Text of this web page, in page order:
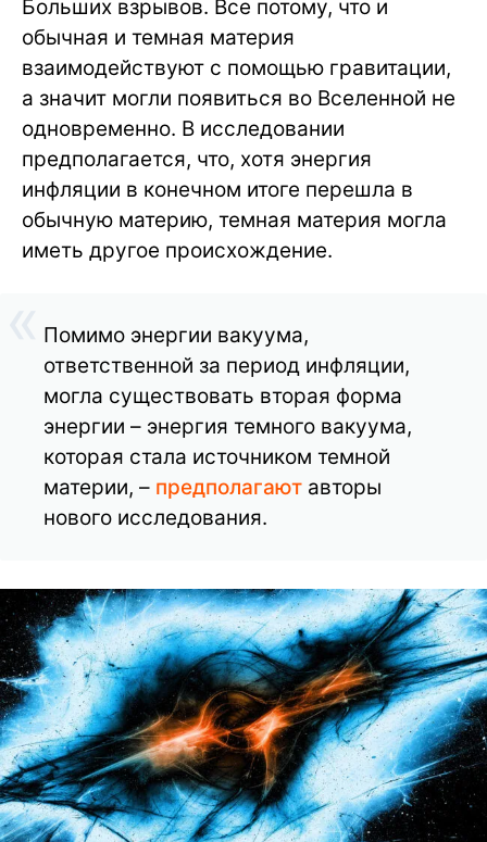
Больших взрывов. Все потому, что и
обычная и темная материя
взаимодействуют с помощью гравитации,
а значит могли появиться во Вселенной не
одновременно. В исследовании
предполагается, что, хотя энергия
инфляции в конечном итоге перешла в
обычную материю, темная материя могла
иметь другое происхождение.
Помимо энергии вакуума,
ответственной за период инфляции,
могла существовать вторая форма
энергии – энергия темного вакуума,
которая стала источником темной
материи, – предполагают авторы
нового исследования.